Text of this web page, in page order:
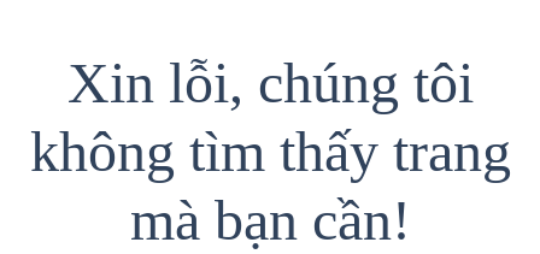
Xin lỗi, chúng tôi
không tìm thấy trang
mà bạn cần!